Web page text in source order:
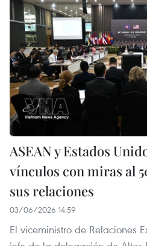
ASEAN y Estados
vínculos con miras al
sus relaciones
03/06/2026 14:59
El viceministro de Relaciones